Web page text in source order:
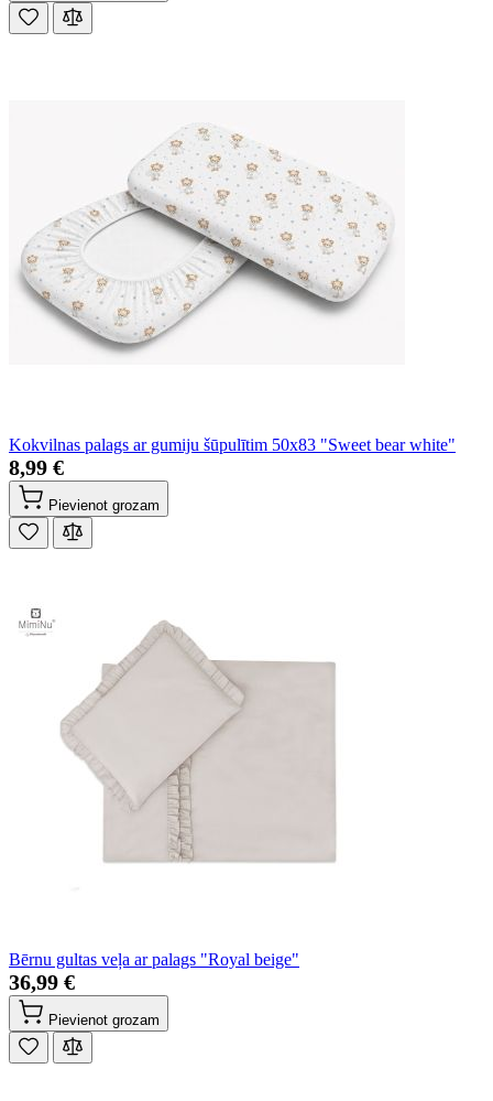
Kokvilnas palags ar gumiju šūpulītim 50x83 "Sweet bear white"
8,99 €
Pievienot grozam
Bērnu gultas veļa ar palags "Royal beige"
36,99 €
Pievienot grozam